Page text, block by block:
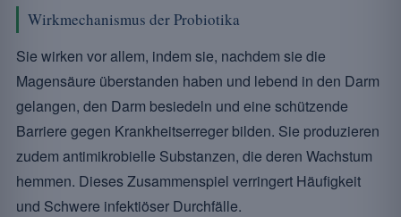
Wirkmechanismus der Probiotika
Sie wirken vor allem, indem sie, nachdem sie die
Magensäure überstanden haben und lebend in den Darm
gelangen, den Darm besiedeln und eine schützende
Barriere gegen Krankheitserreger bilden. Sie produzieren
zudem antimikrobielle Substanzen, die deren Wachstum
hemmen. Dieses Zusammenspiel verringert Häufigkeit
und Schwere infektiöser Durchfälle.